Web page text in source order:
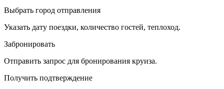
Выбрать город отправления
Указать дату поездки, количество гостей, теплоход.
Забронировать
Отправить запрос для бронирования круиза.
Получить подтверждение